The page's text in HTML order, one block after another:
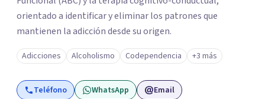
orientado a identificar y eliminar los patrones que
mantienen la adicción desde su origen.
Adicciones Alcoholismo Codependencia +3 más
Teléfono WhatsApp Email